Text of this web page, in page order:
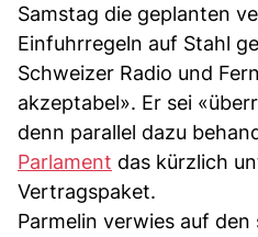
Samstag die geplanten
Einfuhrregeln auf Stahl
Schweizer Radio und
akzeptabel». Er sei
denn parallel dazu
Parlament das kürzlich
Vertragspaket.
Parmelin verwies auf